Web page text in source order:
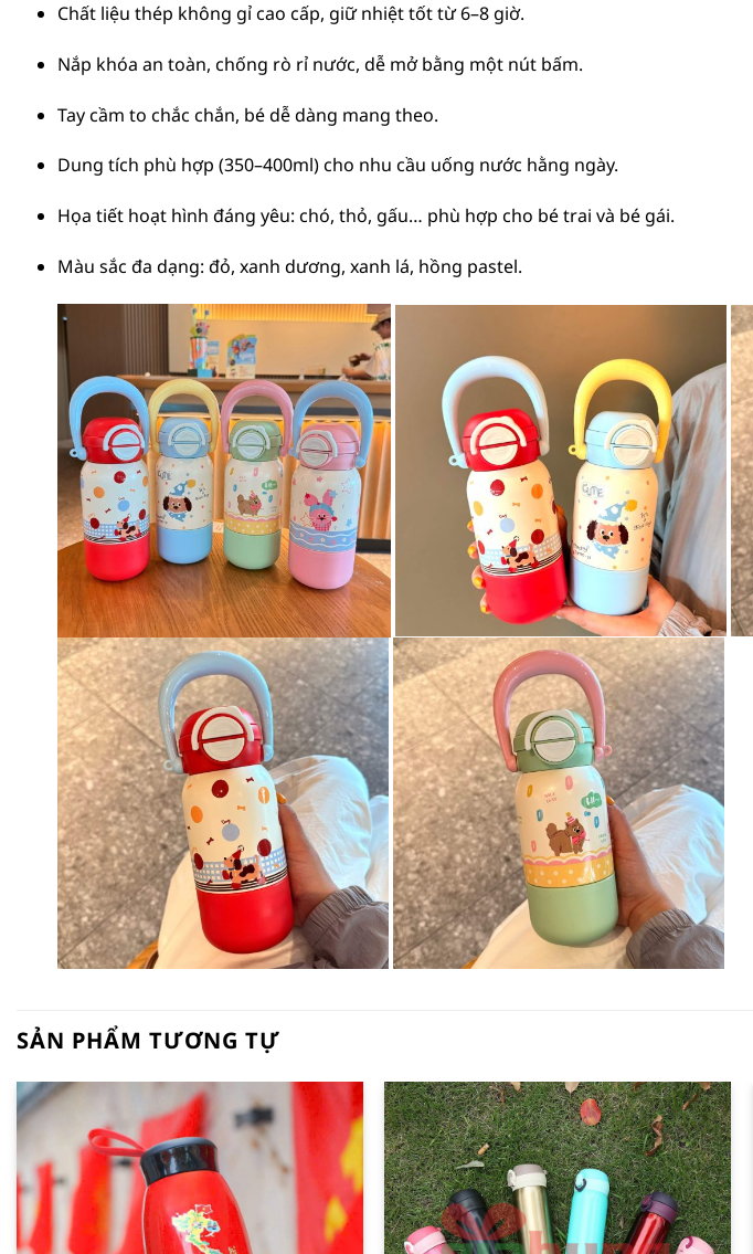
Chất liệu thép không gỉ cao cấp, giữ nhiệt tốt từ 6–8 giờ.
Nắp khóa an toàn, chống rò rỉ nước, dễ mở bằng một nút bấm.
Tay cầm to chắc chắn, bé dễ dàng mang theo.
Dung tích phù hợp (350–400ml) cho nhu cầu uống nước hằng ngày.
Họa tiết hoạt hình đáng yêu: chó, thỏ, gấu… phù hợp cho bé trai và bé gái.
Màu sắc đa dạng: đỏ, xanh dương, xanh lá, hồng pastel.
SẢN PHẨM TƯƠNG TỰ